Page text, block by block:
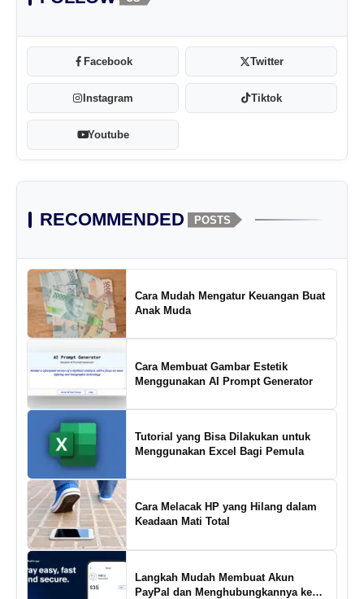
Facebook Twitter
Instagram Tiktok
Youtube
RECOMMENDED POSTS
Cara Mudah Mengatur Keuangan Buat
Anak Muda
Cara Membuat Gambar Estetik
Menggunakan AI Prompt Generator
Tutorial yang Bisa Dilakukan untuk
Menggunakan Excel Bagi Pemula
Cara Melacak HP yang Hilang dalam
Keadaan Mati Total
Langkah Mudah Membuat Akun
PayPal dan Menghubungkannya ke